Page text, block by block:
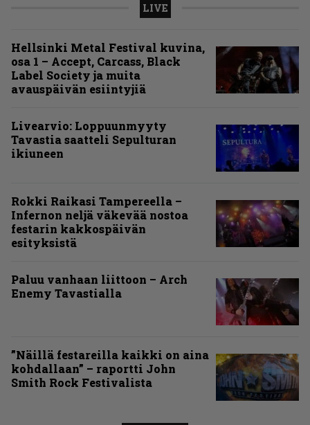
LIVE
Hellsinki Metal Festival kuvina,
osa 1 – Accept, Carcass, Black
Label Society ja muita
avauspäivän esiintyjiä
Livearvio: Loppuunmyyty
Tavastia saatteli Sepulturan
ikiuneen
Rokki Raikasi Tampereella –
Infernon neljä väkevää nostoa
festarin kakkospäivän
esityksistä
Paluu vanhaan liittoon – Arch
Enemy Tavastialla
”Näillä festareilla kaikki on aina
kohdallaan” – raportti John
Smith Rock Festivalista